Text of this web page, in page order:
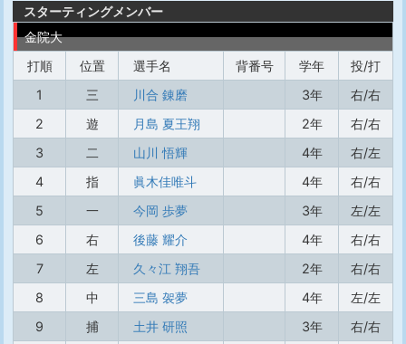
スターティングメンバー
金院大
打順
位置 選手名 背番号 学年
投/打
1
三 川合 錬磨 3年
右/右
2
遊 月島 夏王翔 2年
右/右
3
二 山川 悟輝 4年
右/左
4
指 眞木佳唯斗 4年
右/右
5
一 今岡 歩夢 3年
左/左
6
右 後藤 耀介 4年
右/右
7
左 久々江 翔吾 2年
右/右
8
中 三島 袈夢 4年
左/左
9
捕 土井 研照 3年
右/右